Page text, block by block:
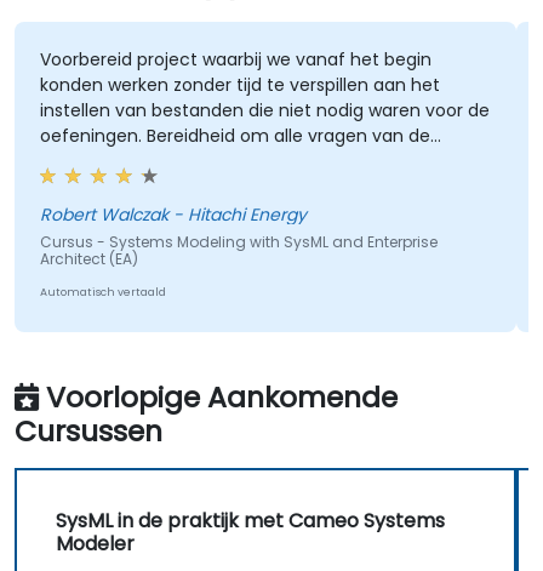
Voorbereid project waarbij we vanaf het begin
konden werken zonder tijd te verspillen aan het
instellen van bestanden die niet nodig waren voor de
oefeningen. Bereidheid om alle vragen van de
deelnemers te beantwoorden.
Robert Walczak - Hitachi Energy
Cursus - Systems Modeling with SysML and Enterprise
Architect (EA)
Automatisch vertaald
Voorlopige Aankomende
Cursussen
SysML in de praktijk met Cameo Systems
Modeler